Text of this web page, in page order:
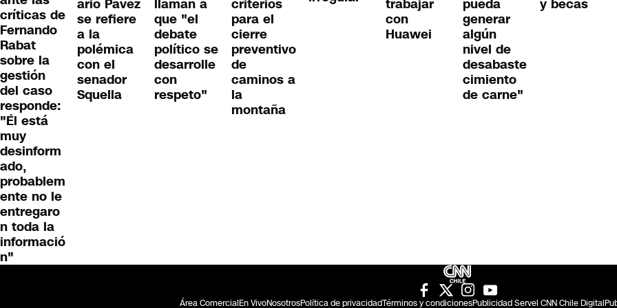
críticas de
Fernando
Rabat
sobre la
gestión
del caso
responde:
"Él está
muy
desinform
ado,
probablem
ente no le
entregaro
n toda la
informació
n"
ario Pavez
se refiere
a la
polémica
con el
senador
Squella
llaman a
que "el
debate
político se
desarrolle
con
respeto"
criterios
para el
cierre
preventivo
de
caminos a
la
montaña
trabajar
con
Huawei
pueda
generar
algún
nivel de
desabaste
cimiento
de carne"
y becas
Área ComercialEn VivoNosotrosPolítica de privacidadTérminos y condicionesPublicidad Servel CNN Chile Digital